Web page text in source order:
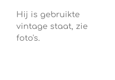
Hij is gebruikte
vintage staat, zie
foto's.